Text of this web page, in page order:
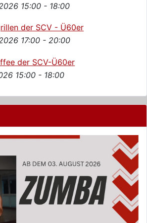
15:00 - 18:00
der SCV - Ü60er
17:00 - 20:00
der SCV-Ü60er
15:00 - 18:00